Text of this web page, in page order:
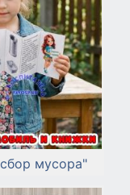
мусора"